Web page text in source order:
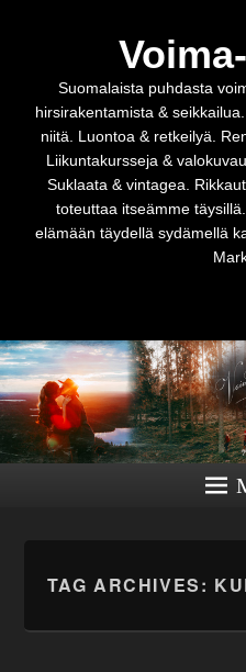
Suomalaista puhdasta
hirsirakentamista &
niitä. Luontoa & retkeilyä.
Liikuntakursseja &
Suklaata & vintagea.
toteuttaa itseämme
elämään täydellä sydämellä
TAG ARCHIVES: